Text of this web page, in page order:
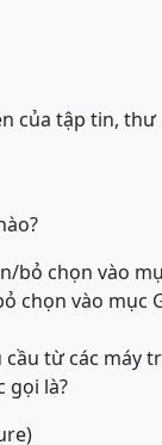
của tập tin, thư
bỏ chọn vào
chọn vào mục
từ các máy
gọi là?